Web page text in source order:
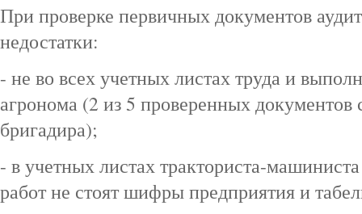
При проверке первичных документов
недостатки:
- не во всех учетных листах труда и
агронома (2 из 5 проверенных документов
бригадира);
- в учетных листах тракториста-
работ не стоят шифры предприятия и